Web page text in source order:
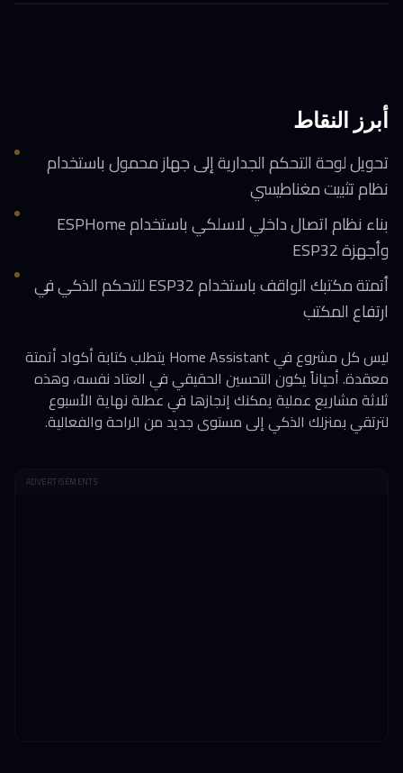
أبرز النقاط
تحويل لوحة التحكم الجدارية إلى جهاز محمول باستخدام
نظام تثبيت مغناطيسي
بناء نظام اتصال داخلي لاسلكي باستخدام ESPHome
وأجهزة ESP32
أتمتة مكتبك الواقف باستخدام ESP32 للتحكم الذكي في
ارتفاع المكتب
ليس كل مشروع في Home Assistant يتطلب كتابة أكواد أتمتة
معقدة. أحياناً يكون التحسين الحقيقي في العتاد نفسه، وهذه
ثلاثة مشاريع عملية يمكنك إنجازها في عطلة نهاية الأسبوع
لترتقي بمنزلك الذكي إلى مستوى جديد من الراحة والفعالية.
ADVERTISEMENTS